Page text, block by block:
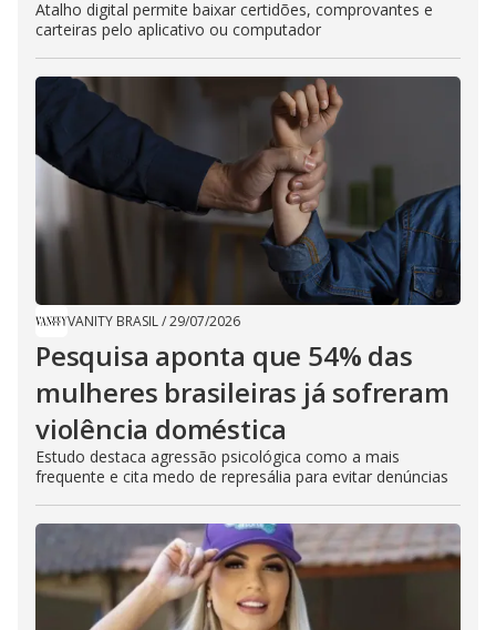
Atalho digital permite baixar certidões, comprovantes e
carteiras pelo aplicativo ou computador
VANITY BRASIL/29/07/2026
Pesquisa aponta que 54% das
mulheres brasileiras já sofreram
violência doméstica
Estudo destaca agressão psicológica como a mais
frequente e cita medo de represália para evitar denúncias